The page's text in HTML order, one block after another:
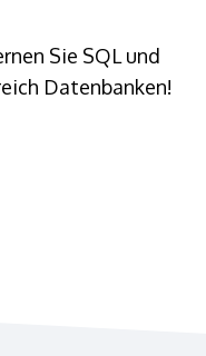
Sie SQL und
Datenbanken!